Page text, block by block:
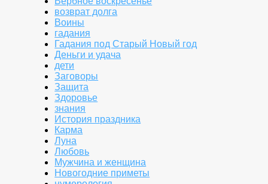
возврат долга
Воины
гадания
Гадания под Старый Новый год
Деньги и удача
дети
Заговоры
Защита
Здоровье
знания
История праздника
Карма
Луна
Любовь
Мужчина и женщина
Новогодние приметы